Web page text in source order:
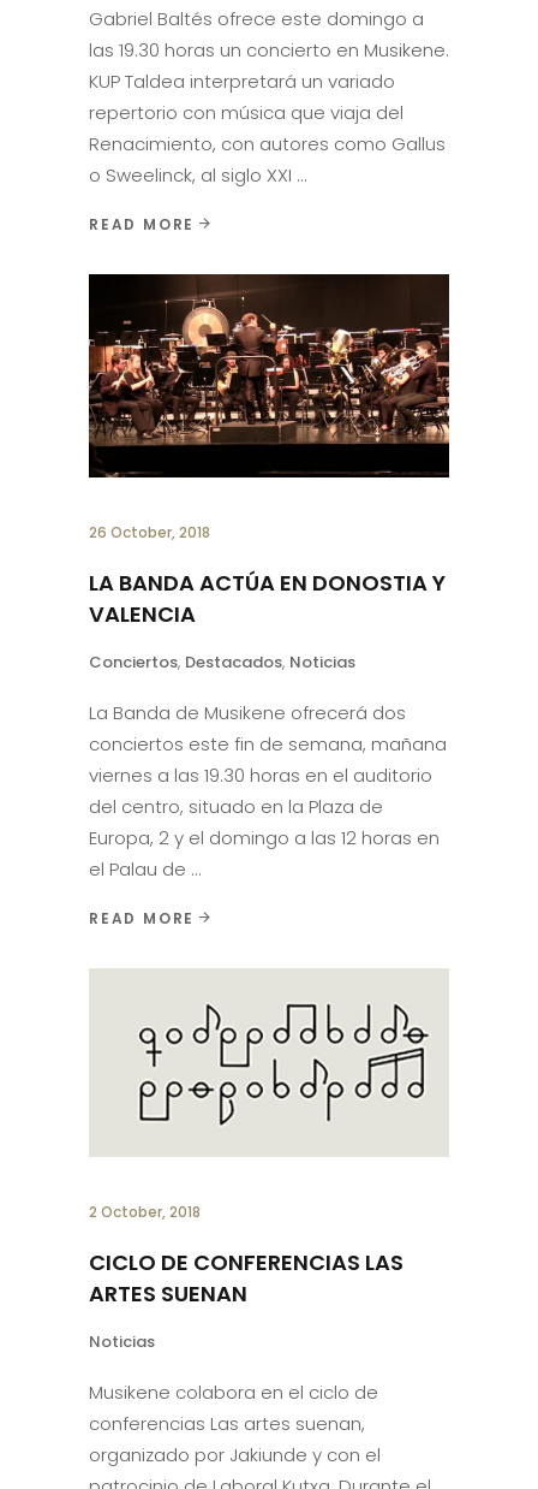
Gabriel Baltés ofrece este domingo a
las 19.30 horas un concierto en Musikene.
KUP Taldea interpretará un variado
repertorio con música que viaja del
Renacimiento, con autores como Gallus
o Sweelinck, al siglo XXI
READ MORE
26 October, 2018
LA BANDA ACTÚA EN DONOSTIA Y
VALENCIA
Conciertos, Destacados, Noticias
La Banda de Musikene ofrecerá dos
conciertos este fin de semana, mañana
viernes a las 19.30 horas en el auditorio
del centro, situado en la Plaza de
Europa, 2 y el domingo a las 12 horas en
el Palau de
READ MORE
2 October, 2018
CICLO DE CONFERENCIAS LAS
ARTES SUENAN
Noticias
Musikene colabora en el ciclo de
conferencias Las artes suenan,
organizado por Jakiunde y con el